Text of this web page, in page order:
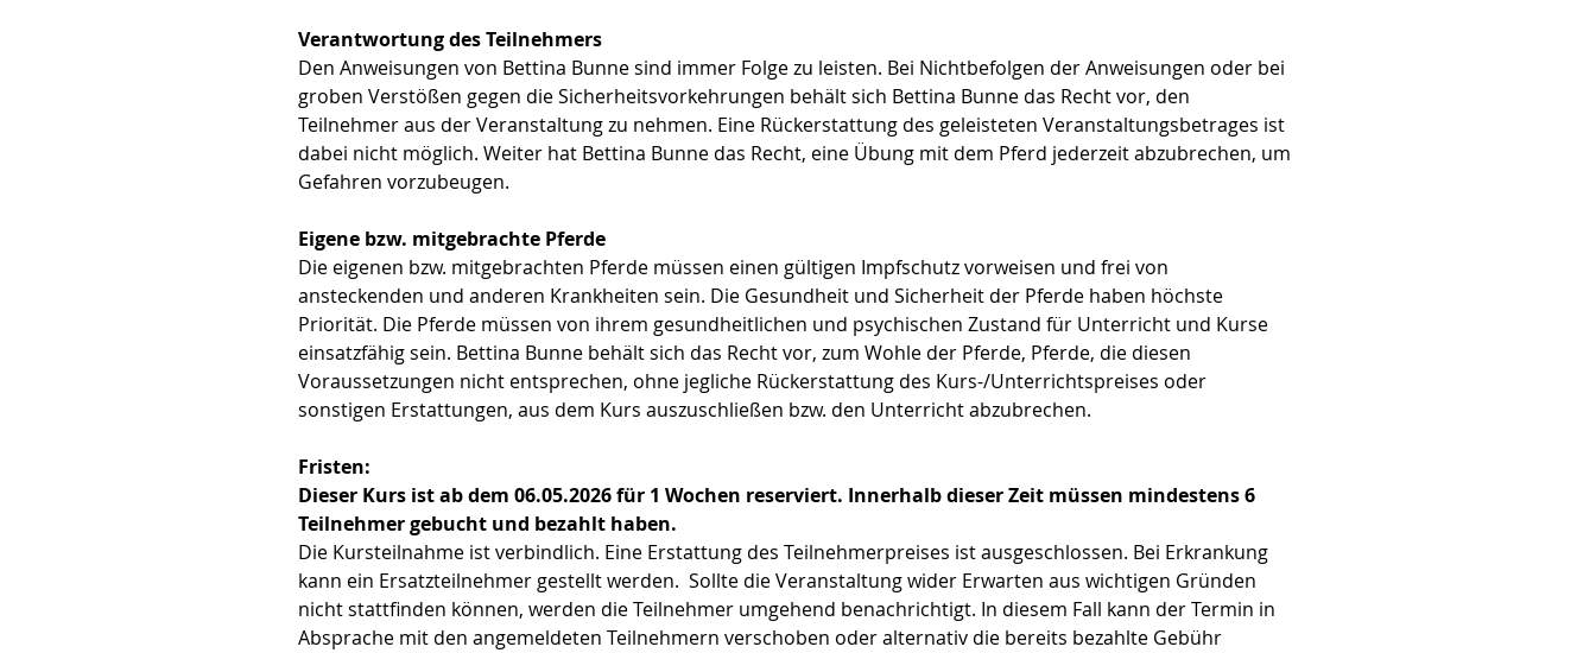
Verantwortung des Teilnehmers
Den Anweisungen von Bettina Bunne sind immer Folge zu leisten. Bei Nichtbefolgen der Anweisungen oder bei
groben Verstößen gegen die Sicherheitsvorkehrungen behält sich Bettina Bunne das Recht vor, den
Teilnehmer aus der Veranstaltung zu nehmen. Eine Rückerstattung des geleisteten Veranstaltungsbetrages ist
dabei nicht möglich. Weiter hat Bettina Bunne das Recht, eine Übung mit dem Pferd jederzeit abzubrechen, um
Gefahren vorzubeugen.
Eigene bzw. mitgebrachte Pferde
Die eigenen bzw. mitgebrachten Pferde müssen einen gültigen Impfschutz vorweisen und frei von
ansteckenden und anderen Krankheiten sein. Die Gesundheit und Sicherheit der Pferde haben höchste
Priorität. Die Pferde müssen von ihrem gesundheitlichen und psychischen Zustand für Unterricht und Kurse
einsatzfähig sein. Bettina Bunne behält sich das Recht vor, zum Wohle der Pferde, Pferde, die diesen
Voraussetzungen nicht entsprechen, ohne jegliche Rückerstattung des Kurs-/Unterrichtspreises oder
sonstigen Erstattungen, aus dem Kurs auszuschließen bzw. den Unterricht abzubrechen.
Fristen:
Dieser Kurs ist ab dem 06.05.2026 für 1 Wochen reserviert. Innerhalb dieser Zeit müssen mindestens 6
Teilnehmer gebucht und bezahlt haben.
Die Kursteilnahme ist verbindlich. Eine Erstattung des Teilnehmerpreises ist ausgeschlossen. Bei Erkrankung
kann ein Ersatzteilnehmer gestellt werden.  Sollte die Veranstaltung wider Erwarten aus wichtigen Gründen
nicht stattfinden können, werden die Teilnehmer umgehend benachrichtigt. In diesem Fall kann der Termin in
Absprache mit den angemeldeten Teilnehmern verschoben oder alternativ die bereits bezahlte Gebühr